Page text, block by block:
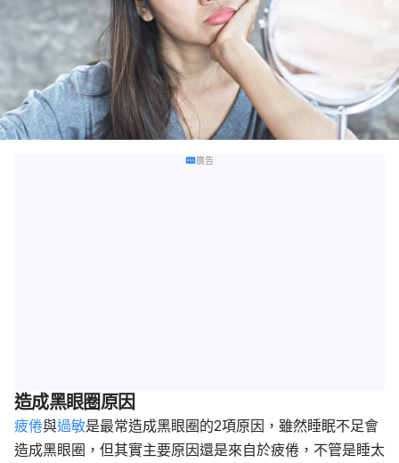
廣告
造成黑眼圈原因
疲倦與過敏是最常造成黑眼圈的2項原因，雖然睡眠不足會
造成黑眼圈，但其實主要原因還是來自於疲倦，不管是睡太